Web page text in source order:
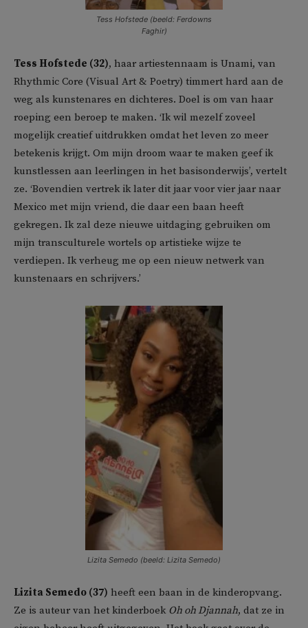
Tess Hofstede (beeld: Ferdowns
Faghir)
Tess Hofstede (32), haar artiestennaam is Unami, van
Rhythmic Core (Visual Art & Poetry) timmert hard aan de
weg als kunstenares en dichteres. Doel is om van haar
roeping een beroep te maken. ‘Ik wil mezelf zoveel
mogelijk creatief uitdrukken omdat het leven zo meer
betekenis krijgt. Om mijn droom waar te maken geef ik
kunstlessen aan leerlingen in het basisonderwijs’, vertelt
ze. ‘Bovendien vertrek ik later dit jaar voor vier jaar naar
Mexico met mijn vriend, die daar een baan heeft
gekregen. Ik zal deze nieuwe uitdaging gebruiken om
mijn transculturele wortels op artistieke wijze te
verdiepen. Ik verheug me op een nieuw netwerk van
kunstenaars en schrijvers.’
Lizita Semedo (beeld: Lizita Semedo)
Lizita Semedo (37) heeft een baan in de kinderopvang.
Ze is auteur van het kinderboek Oh oh Djannah, dat ze in